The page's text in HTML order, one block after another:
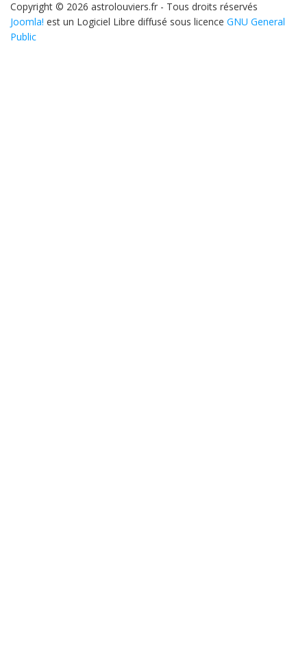
Copyright © 2026 astrolouviers.fr - Tous droits réservés
Joomla! est un Logiciel Libre diffusé sous licence GNU General
Public